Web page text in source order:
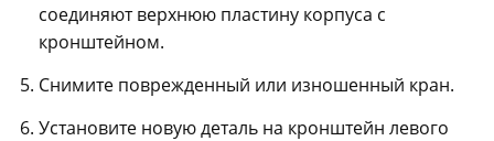
соединяют верхнюю пластину корпуса с
кронштейном.
Снимите поврежденный или изношенный кран.
Установите новую деталь на кронштейн левого